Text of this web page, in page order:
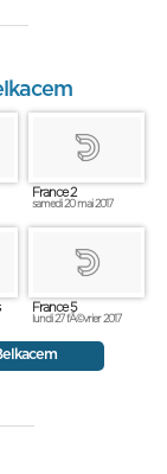
France 2
samedi 20 mai 2017
France 5
lundi 27 fÃ©vrier 2017